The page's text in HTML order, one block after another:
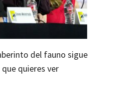
del fauno sigue
quieres ver